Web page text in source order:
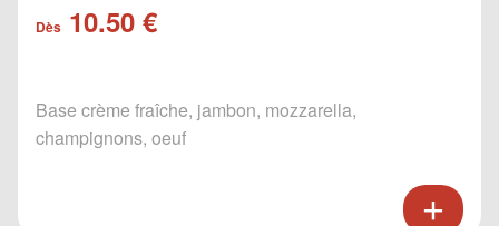
Dès 10.50 €
Base crème fraîche, jambon, mozzarella,
champignons, oeuf